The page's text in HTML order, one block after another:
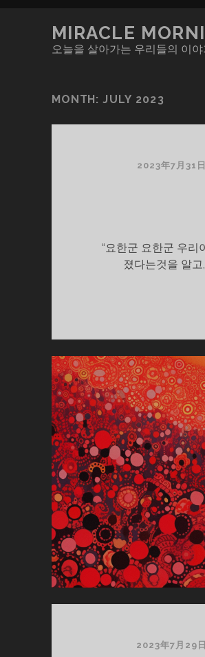
MIRACLE
오늘을 살아가는 우리들의 이야
MONTH:JULY 2023
2023年7月31日
“요한군 요한군 우리
졌다는것을 알
2023年7月29日